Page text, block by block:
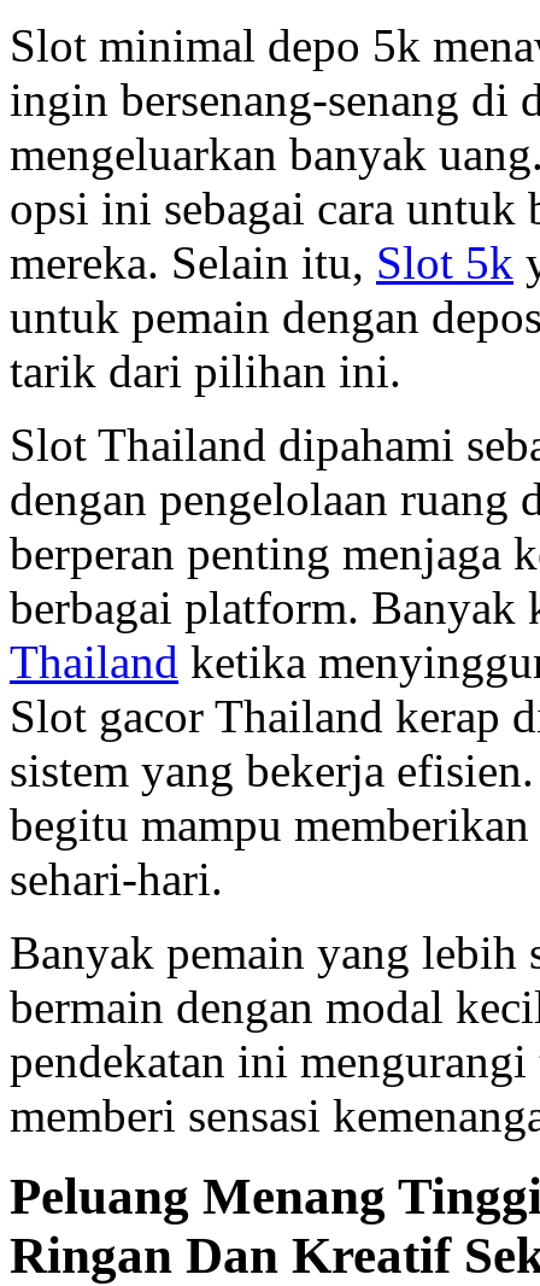
Slot minimal depo 5k
ingin bersenang-senang di
mengeluarkan banyak
opsi ini sebagai cara untuk
mereka. Selain itu, Slot 5k
untuk pemain dengan
tarik dari pilihan ini.
Slot Thailand dipahami
dengan pengelolaan
berperan penting menjaga
berbagai platform. Banyak
Thailand ketika
Slot gacor Thailand kerap
sistem yang bekerja
begitu mampu
sehari-hari.
Banyak pemain yang lebih
bermain dengan modal
pendekatan ini
memberi sensasi
Peluang Menang
Ringan Dan Kreatif